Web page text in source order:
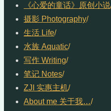
《心爱的童话》原创小说
摄影 Photography/
生活 Life/
水族 Aquatic/
写作 Writing/
笔记 Notes/
ZJI 实惠主机/
About me 关于我…/